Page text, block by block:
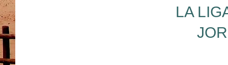
LA